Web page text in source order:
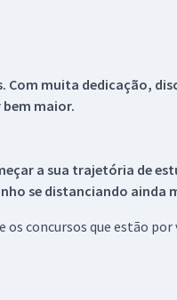
muita dedicação,
bem maior.
a sua trajetória de
se distanciando ainda
concursos que estão